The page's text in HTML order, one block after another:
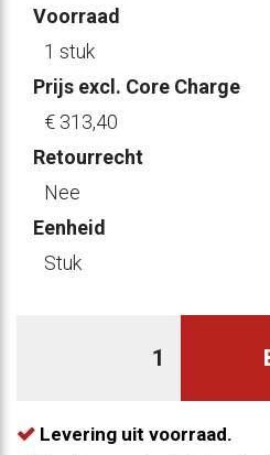
Voorraad
1 stuk
Prijs excl. Core Charge
€ 313,40
Retourrecht
Nee
Eenheid
Stuk
Levering uit voorraad.